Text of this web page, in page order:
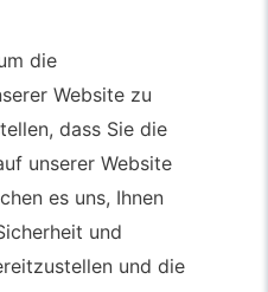
die
Website zu
dass Sie die
unserer Website
es uns, Ihnen
und
und die
die
Website zu
dass Sie die
unserer Website
es uns, Ihnen
und
und die